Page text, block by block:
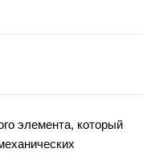
элемента, который